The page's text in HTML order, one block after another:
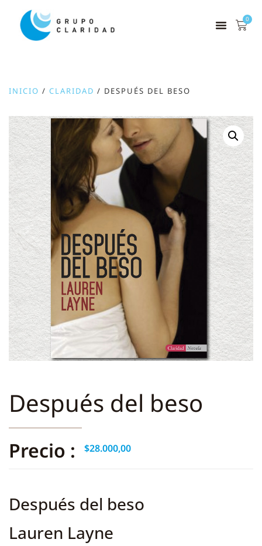
0
INICIO / CLARIDAD / DESPUÉS DEL BESO
Después del beso
Precio : $28.000,00
Después del beso
Lauren Layne